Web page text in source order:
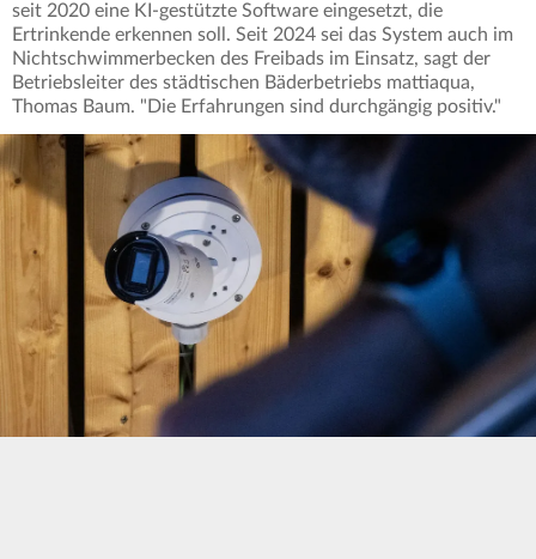
seit 2020 eine KI-gestützte Software eingesetzt, die
Ertrinkende erkennen soll. Seit 2024 sei das System auch im
Nichtschwimmerbecken des Freibads im Einsatz, sagt der
Betriebsleiter des städtischen Bäderbetriebs mattiaqua,
Thomas Baum. "Die Erfahrungen sind durchgängig positiv."